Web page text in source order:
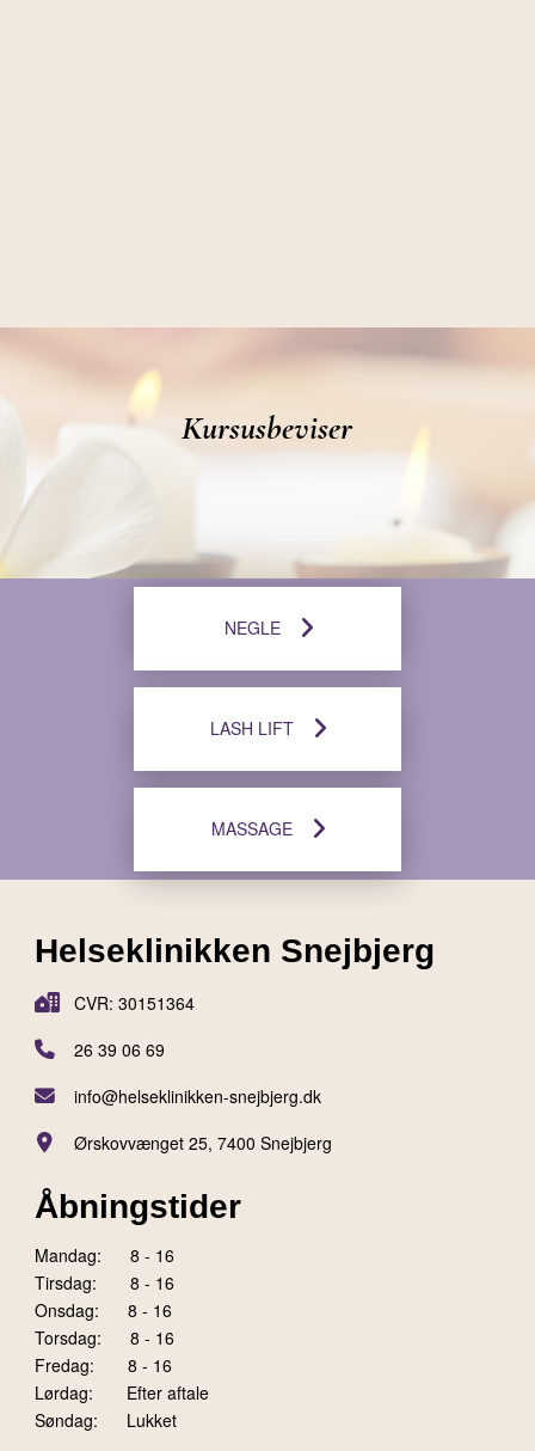
Kursusbeviser
NEGLE
LASH LIFT
MASSAGE
Helseklinikken Snejbjerg
CVR: 30151364
26 39 06 69
info@helseklinikken-snejbjerg.dk
Ørskovvænget 25, 7400 Snejbjerg
Åbningstider
Mandag: 8 - 16
Tirsdag: 8 - 16
Onsdag: 8 - 16
Torsdag: 8 - 16
Fredag: 8 - 16
Lørdag: Efter aftale
Søndag: Lukket